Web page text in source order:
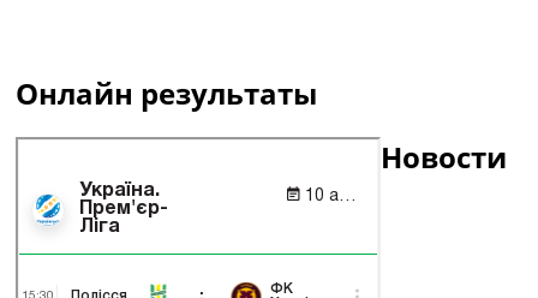
Онлайн результаты
Новости